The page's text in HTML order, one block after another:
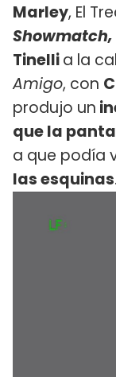
Marley, El
Tinellia la
Amigo, con
produjo un
que la
a que podía
las esquinas.